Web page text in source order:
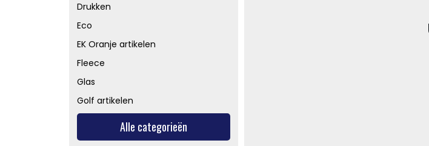
Drukken
Eco
EK Oranje artikelen
Fleece
Glas
Golf artikelen
Alle categorieën